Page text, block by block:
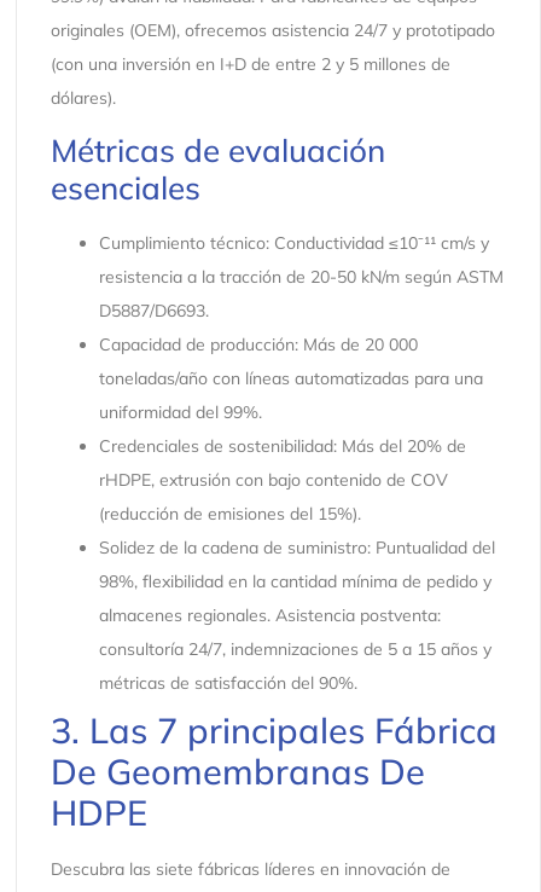
originales (OEM), ofrecemos asistencia 24/7 y prototipado
(con una inversión en I+D de entre 2 y 5 millones de
dólares).
Métricas de evaluación
esenciales
Cumplimiento técnico: Conductividad ≤10⁻¹¹ cm/s y
resistencia a la tracción de 20-50 kN/m según ASTM
D5887/D6693.
Capacidad de producción: Más de 20 000
toneladas/año con líneas automatizadas para una
uniformidad del 99%.
Credenciales de sostenibilidad: Más del 20% de
rHDPE, extrusión con bajo contenido de COV
(reducción de emisiones del 15%).
Solidez de la cadena de suministro: Puntualidad del
98%, flexibilidad en la cantidad mínima de pedido y
almacenes regionales. Asistencia postventa:
consultoría 24/7, indemnizaciones de 5 a 15 años y
métricas de satisfacción del 90%.
3. Las 7 principales Fábrica
De Geomembranas De
HDPE
Descubra las siete fábricas líderes en innovación de